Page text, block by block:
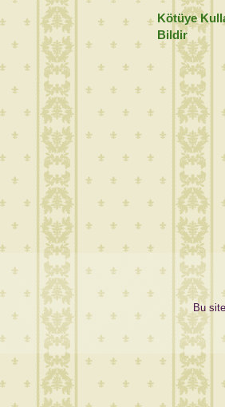
Kötüye
Bildir
Bu